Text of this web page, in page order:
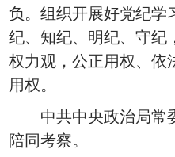
负。组织开展好党纪学
纪、知纪、明纪、守纪
权力观，公正用权、依
用权。
中共中央政治局常
陪同考察。